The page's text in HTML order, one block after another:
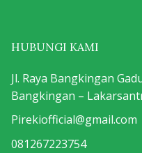
HUBUNGI KAMI
Jl. Raya Bangkingan
Bangkingan –
Pirekiofficial@gmail.com
081267223754